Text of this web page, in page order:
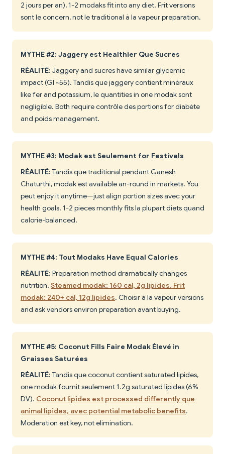
2 jours per an), 1-2 modaks fit into any diet. Frit versions
sont le concern, not le traditional à la vapeur preparation.
MYTHE #2: Jaggery est Healthier Que Sucres
RÉALITÉ: Jaggery and sucres have similar glycemic
impact (GI ~55). Tandis que jaggery contient minéraux
like fer and potassium, le quantities in one modak sont
negligible. Both require contrôle des portions for diabète
and poids management.
MYTHE #3: Modak est Seulement for Festivals
RÉALITÉ: Tandis que traditional pendant Ganesh
Chaturthi, modak est available an-round in markets. You
peut enjoy it anytime—just align portion sizes avec your
health goals. 1-2 pieces monthly fits la plupart diets quand
calorie-balanced.
MYTHE #4: Tout Modaks Have Equal Calories
RÉALITÉ: Preparation method dramatically changes
nutrition. Steamed modak: 160 cal, 2g lipides. Frit
modak: 240+ cal, 12g lipides. Choisir à la vapeur versions
and ask vendors environ preparation avant buying.
MYTHE #5: Coconut Fills Faire Modak Élevé in
Graisses Saturées
RÉALITÉ: Tandis que coconut contient saturated lipides,
one modak fournit seulement 1.2g saturated lipides (6%
DV). Coconut lipides est processed differently que
animal lipides, avec potential metabolic benefits.
Moderation est key, not elimination.